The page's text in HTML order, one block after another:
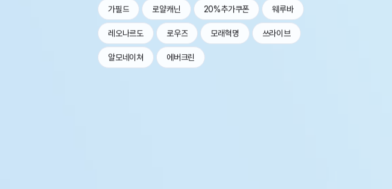
가필드 로얄캐닌 20%추가쿠폰 웨루바
레오나르도 로우즈 모래혁명 쓰라이브
알모네이쳐 에버크린